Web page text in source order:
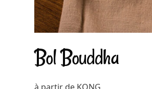
Bol Bouddha